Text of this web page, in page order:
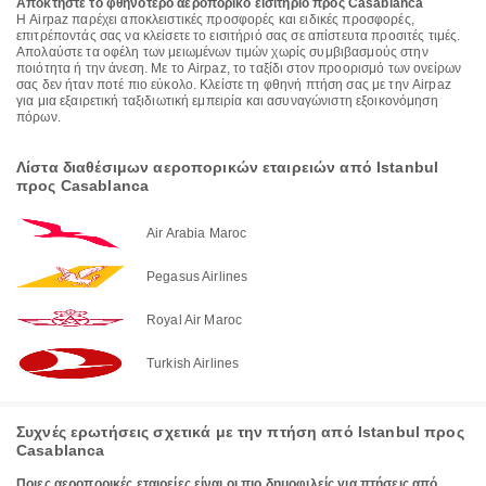
Αποκτήστε το φθηνότερο αεροπορικό εισιτήριο προς Casablanca
Η Airpaz παρέχει αποκλειστικές προσφορές και ειδικές προσφορές,
επιτρέποντάς σας να κλείσετε το εισιτήριό σας σε απίστευτα προσιτές τιμές.
Απολαύστε τα οφέλη των μειωμένων τιμών χωρίς συμβιβασμούς στην
ποιότητα ή την άνεση. Με το Airpaz, το ταξίδι στον προορισμό των ονείρων
σας δεν ήταν ποτέ πιο εύκολο. Κλείστε τη φθηνή πτήση σας με την Airpaz
για μια εξαιρετική ταξιδιωτική εμπειρία και ασυναγώνιστη εξοικονόμηση
πόρων.
Λίστα διαθέσιμων αεροπορικών εταιρειών από Istanbul
προς Casablanca
Air Arabia Maroc
Pegasus Airlines
Royal Air Maroc
Turkish Airlines
Συχνές ερωτήσεις σχετικά με την πτήση από Istanbul προς
Casablanca